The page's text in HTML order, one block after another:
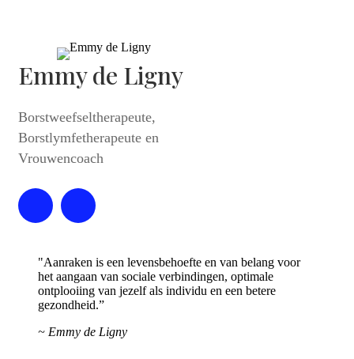
Emmy de Ligny
Borstweefseltherapeute,
Borstlymfetherapeute en
Vrouwencoach
"Aanraken is een levensbehoefte en van belang voor
het aangaan van sociale verbindingen, optimale
ontplooiing van jezelf als individu en een betere
gezondheid.”
~ Emmy de Ligny